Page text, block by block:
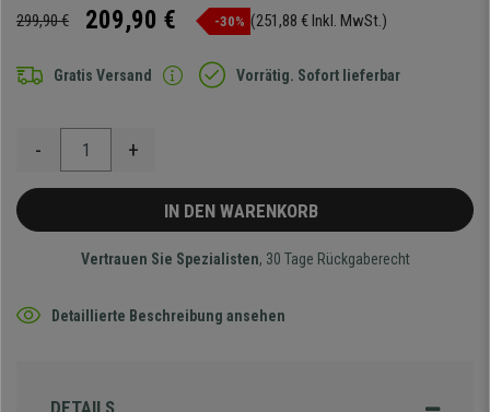
299,90 € 209,90 € -30% (251,88 € Inkl. MwSt.)
Gratis Versand Vorrätig. Sofort lieferbar
- +
IN DEN WARENKORB
Vertrauen Sie Spezialisten, 30 Tage Rückgaberecht
Detaillierte Beschreibung ansehen